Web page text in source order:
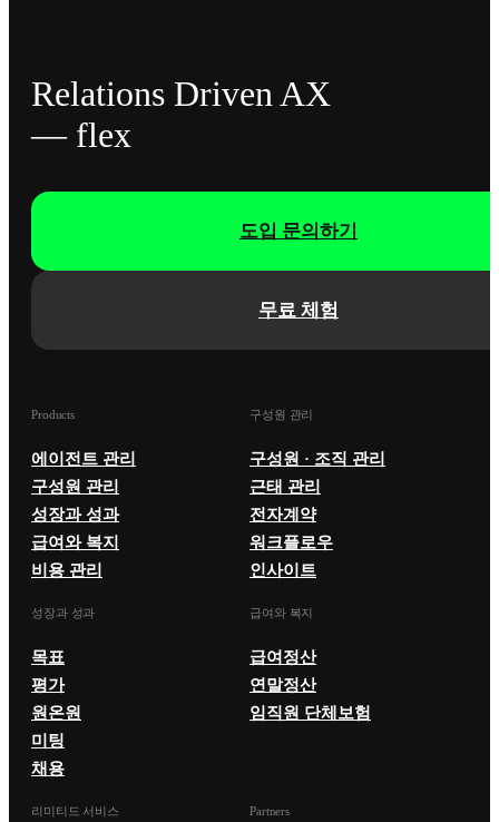
Relations Driven AX
— flex
무료 체험
도입 문의하기
Products
에이전트 관리
구성원 관리
성장과 성과
급여와 복지
비용 관리
구성원 관리
구성원 · 조직 관리
근태 관리
전자계약
워크플로우
인사이트
성장과 성과
목표
평가
원온원
미팅
채용
급여와 복지
급여정산
연말정산
임직원 단체보험
리미티드 서비스 Partners